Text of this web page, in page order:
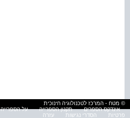
© מטח - המרכז לטכנולוגיה חינוכית
אינדקס הספרים
תקנון הספרייה על הספרייה
פרטיות
הסדרי נגישות עזרה